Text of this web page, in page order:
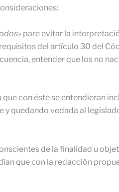
» pare evitar la
del artículo 30 del
entender que los no
que con éste se entendieran
y quedando vedada al
de la finalidad u
que con la redacción